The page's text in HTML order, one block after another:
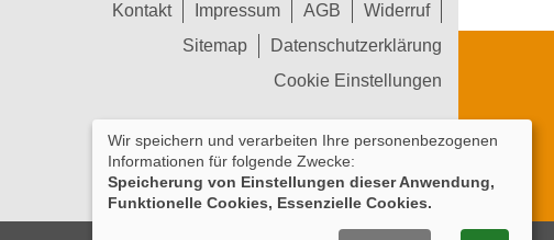
Kontakt Impressum AGB
Widerruf
Sitemap
Datenschutzerklärung
Cookie Einstellungen
Wir speichern und verarbeiten Ihre personenbezogenen
Informationen für folgende Zwecke:
Speicherung von Einstellungen dieser Anwendung,
Funktionelle Cookies, Essenzielle Cookies.